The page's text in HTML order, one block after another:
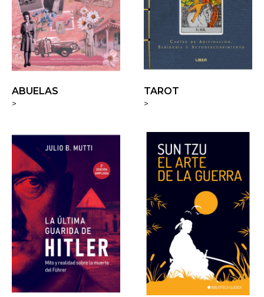
ABUELAS
>
TAROT
>